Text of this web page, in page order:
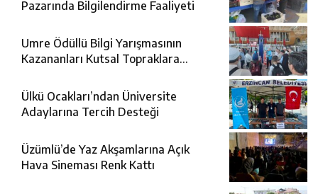
Pazarında Bilgilendirme Faaliyeti
Umre Ödüllü Bilgi Yarışmasının
Kazananları Kutsal Topraklara
Ülkü Ocakları’ndan Üniversite
Adaylarına Tercih Desteği
Üzümlü’de Yaz Akşamlarına Açık
Hava Sineması Renk Kattı